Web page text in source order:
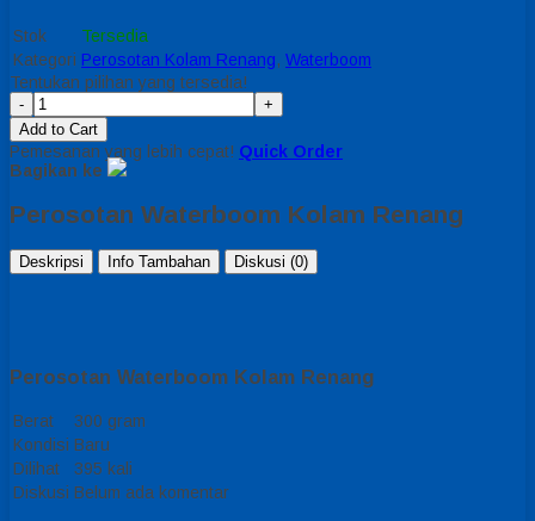
Stok
Tersedia
Kategori Perosotan Kolam Renang, Waterboom
Tentukan pilihan yang tersedia!
-
+
Add to Cart
Pemesanan yang lebih cepat! Quick Order
Bagikan ke
Perosotan Waterboom Kolam Renang
Deskripsi Info Tambahan Diskusi (0)
Perosotan Waterboom Kolam Renang
Berat
300 gram
Kondisi Baru
Dilihat
395 kali
Diskusi Belum ada komentar